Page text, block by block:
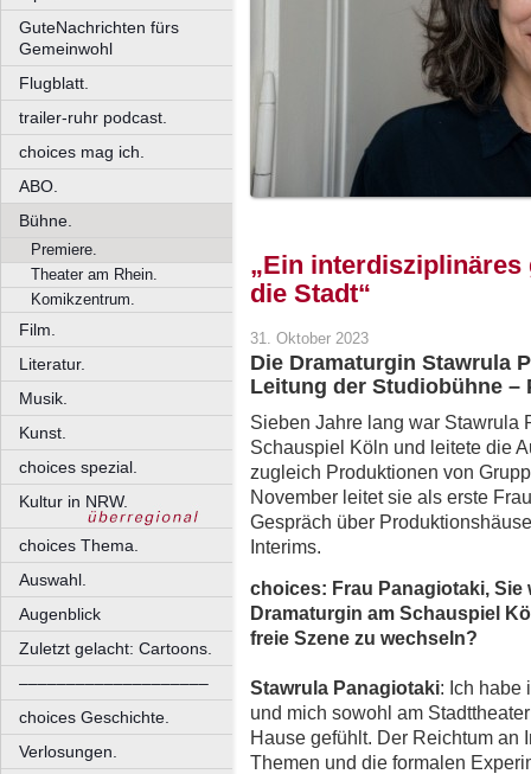
GuteNachrichten fürs
Gemeinwohl
Flugblatt.
trailer-ruhr podcast.
choices mag ich.
ABO.
Bühne.
Premiere.
Theater am Rhein.
Komikzentrum.
Film.
Literatur.
Musik.
Kunst.
choices spezial.
Kultur in NRW.
choices Thema.
Auswahl.
Augenblick
Zuletzt gelacht: Cartoons.
––––––––––––––––––––
choices Geschichte.
Verlosungen.
„Ein
die Stadt“
31. Oktober 2023
Die Dramaturgin Stawrula
Leitung der Studiobühne –
Sieben Jahre lang war Stawrula
Schauspiel Köln und leitete die
zugleich Produktionen von
November leitet sie als erste
Gespräch über
Interims.
choices: Frau Panagiotaki,
Dramaturgin am Schauspiel
freie Szene zu wechseln?
Stawrula Panagiotaki: Ich habe
und mich sowohl am
Hause gefühlt. Der Reichtum an
Themen und die formalen